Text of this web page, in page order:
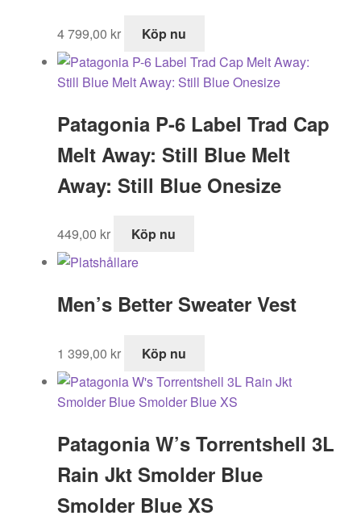
4 799,00 kr Köp nu
Patagonia P-6 Label Trad Cap
Melt Away: Still Blue Melt
Away: Still Blue Onesize
449,00 kr Köp nu
Men’s Better Sweater Vest
1 399,00 kr Köp nu
Patagonia W’s Torrentshell 3L
Rain Jkt Smolder Blue
Smolder Blue XS